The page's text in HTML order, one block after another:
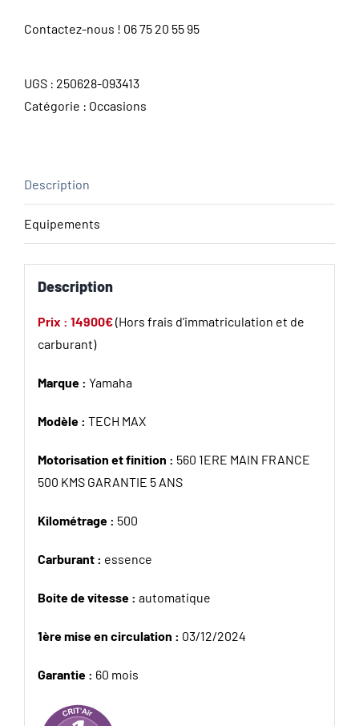
Contactez-nous ! 06 75 20 55 95
UGS : 250628-093413
Catégorie : Occasions
Description
Equipements
Description
Prix : 14900€(Hors frais d’immatriculation et de
carburant)
Marque : Yamaha
Modèle : TECH MAX
Motorisation et finition : 560 1ERE MAIN FRANCE
500 KMS GARANTIE 5 ANS
Kilométrage : 500
Carburant : essence
Boite de vitesse : automatique
1ère mise en circulation : 03/12/2024
Garantie : 60 mois